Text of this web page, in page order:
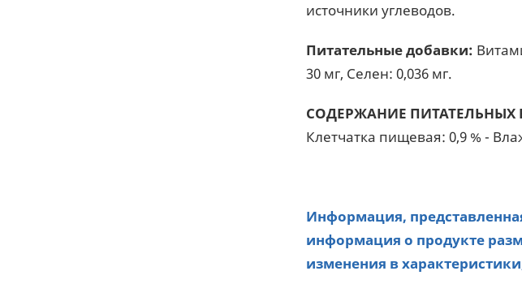
источники углеводов.
Питательные добавки:
30 мг, Ceлeн: 0,036 мг.
СОДЕРЖАНИЕ ПИТАТЕЛЬНЫХ
Клетчатка пищевая: 0,9 % -
Информация,
информация о продукте
изменения в